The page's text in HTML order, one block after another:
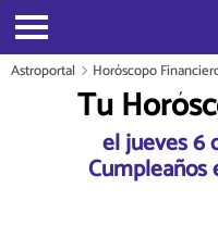
Astroportal Horóscopo
Tu
el jueves 6
Cumpleaños